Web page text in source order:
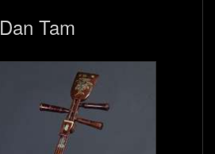
Dan Tam